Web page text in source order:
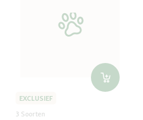
EXCLUSIEF
3 Soorten